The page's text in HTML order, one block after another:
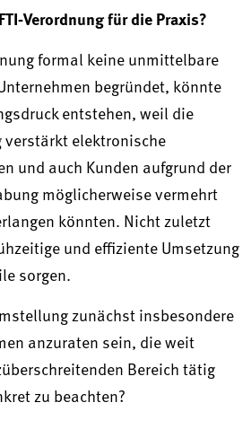
für die Praxis?
formal keine unmittelbare
begründet, könnte
entstehen, weil die
elektronische
und auch Kunden aufgrund der
möglicherweise vermehrt
könnten. Nicht zuletzt
und effiziente Umsetzung
sorgen.
zunächst insbesondere
anzuraten sein, die weit
Bereich tätig
zu beachten?